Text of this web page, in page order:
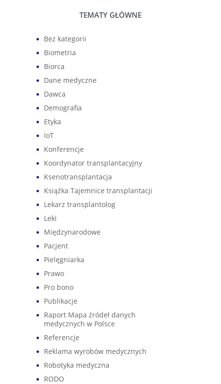
TEMATY GŁÓWNE
Bez kategorii
Biometria
Biorca
Dane medyczne
Dawca
Demografia
Etyka
IoT
Konferencje
Koordynator transplantacyjny
Ksenotransplantacja
Książka Tajemnice transplantacji
Lekarz transplantolog
Leki
Międzynarodowe
Pacjent
Pielęgniarka
Prawo
Pro bono
Publikacje
Raport Mapa źródeł danych
medycznych w Polsce
Referencje
Reklama wyrobów medycznych
Robotyka medyczna
RODO